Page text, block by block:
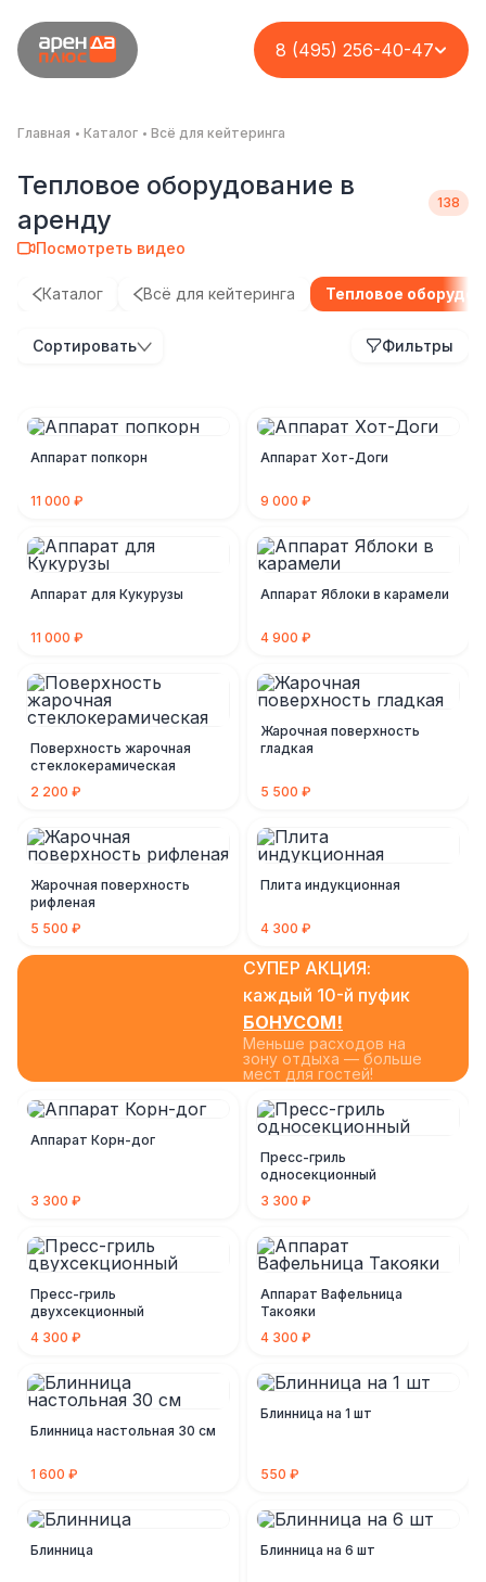
8 (495) 256-40-47
Главная Каталог Всё для кейтеринга
Тепловое оборудование в
аренду
Посмотреть видео
Каталог Всё для кейтеринга Тепловое
Сортировать Фильтры
Аппарат попкорн
11 000 ₽
Аппарат Хот-Доги
9 000 ₽
Аппарат для Кукурузы
11 000 ₽
Аппарат Яблоки в карамели
4 900 ₽
Поверхность жарочная
стеклокерамическая
2 200 ₽
Жарочная поверхность
гладкая
5 500 ₽
Жарочная поверхность
рифленая
5 500 ₽
Плита индукционная
4 300 ₽
СУПЕР АКЦИЯ:
каждый 10-й пуфик
БОНУСОМ!
Меньше расходов на
зону отдыха — больше
мест для гостей!
Аппарат Корн-дог
3 300 ₽
Пресс-гриль
односекционный
3 300 ₽
Пресс-гриль
двухсекционный
4 300 ₽
Аппарат Вафельница
Такояки
4 300 ₽
Блинница настольная 30 см
1 600 ₽
Блинница на 1 шт
550 ₽
Блинница Блинница на 6 шт